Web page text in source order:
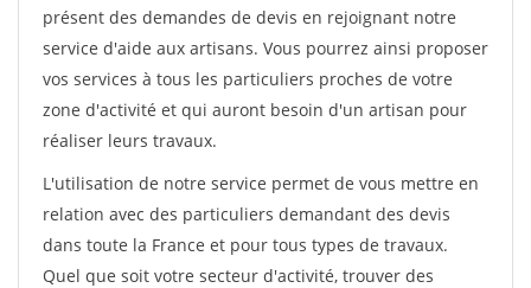
présent des demandes de devis en rejoignant notre
service d'aide aux artisans. Vous pourrez ainsi proposer
vos services à tous les particuliers proches de votre
zone d'activité et qui auront besoin d'un artisan pour
réaliser leurs travaux.
L'utilisation de notre service permet de vous mettre en
relation avec des particuliers demandant des devis
dans toute la France et pour tous types de travaux.
Quel que soit votre secteur d'activité, trouver des